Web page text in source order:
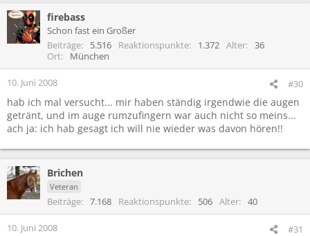
firebass
Schon fast ein Großer
Beiträge
5.516 Reaktionspunkte 1.372 Alter
36
Ort
München
10. Juni 2008 #30
hab ich mal versucht... mir haben ständig irgendwie die augen
getränt, und im auge rumzufingern war auch nicht so meins...
ach ja: ich hab gesagt ich will nie wieder was davon hören!!
Brichen
Veteran
Beiträge 7.168 Reaktionspunkte 506 Alter 40
10. Juni 2008 #31